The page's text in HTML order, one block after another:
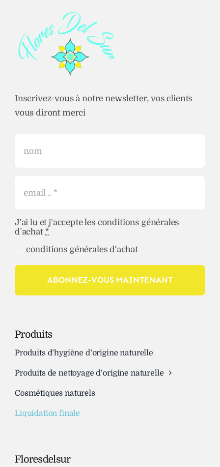
Inscrivez-vous à notre newsletter, vos clients
vous diront merci
J'ai lu et j'accepte les conditions générales
d'achat *
conditions générales d'achat
ABONNEZ-VOUS MAINTENANT
Produits
Produits d’hygiène d’origine naturelle
Produits de nettoyage d’origine naturelle
Cosmétiques naturels
Liquidation finale
Floresdelsur